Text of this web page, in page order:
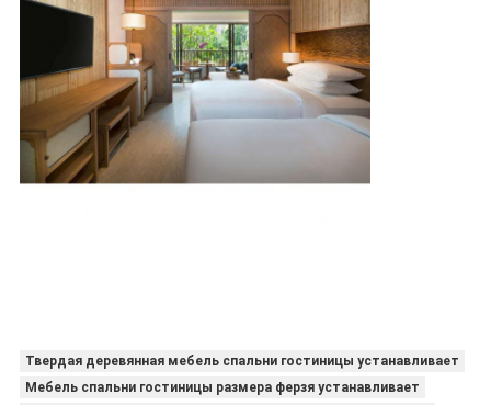
Твердая деревянная мебель спальни гостиницы устанавливает
Мебель спальни гостиницы размера ферзя устанавливает